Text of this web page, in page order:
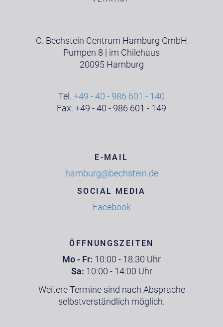
C. Bechstein Centrum Hamburg GmbH
Pumpen 8 | im Chilehaus
20095 Hamburg
Tel. +49 - 40 - 986 601 - 140
Fax. +49 - 40 - 986 601 - 149
E-MAIL
hamburg@bechstein.de
SOCIAL MEDIA
Facebook
ÖFFNUNGSZEITEN
Mo - Fr: 10:00 - 18:30 Uhr
Sa: 10:00 - 14:00 Uhr
Weitere Termine sind nach Absprache
selbstverständlich möglich.